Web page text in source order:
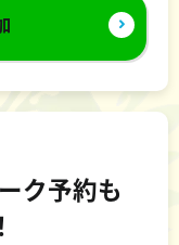
ク予約も